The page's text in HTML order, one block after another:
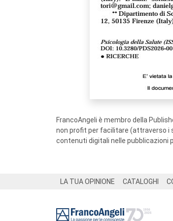
FrancoAngeli è membro della
non profit per facilitare (attraverso i
contenuti digitali nelle pubblicazioni
LA TUA OPINIONE CATALOGHI